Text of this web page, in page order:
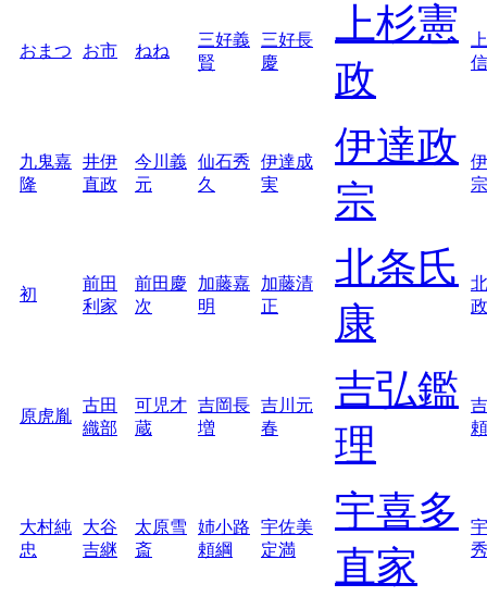
おまつ お市 ねね
三好義
賢
三好長
慶
上杉憲
政
信
九鬼嘉
隆
井伊
直政
今川義
元
仙石秀
久
伊達成
実
伊達政
宗
宗
初
前田
利家
前田慶
次
加藤嘉
明
加藤清
正
北条氏
康
政
原虎胤
古田
織部
可児才
蔵
吉岡長
増
吉川元
春
吉弘鑑
理
頼
大村純
忠
大谷
吉継
太原雪
斎
姉小路
頼綱
宇佐美
定満
宇喜多
直家